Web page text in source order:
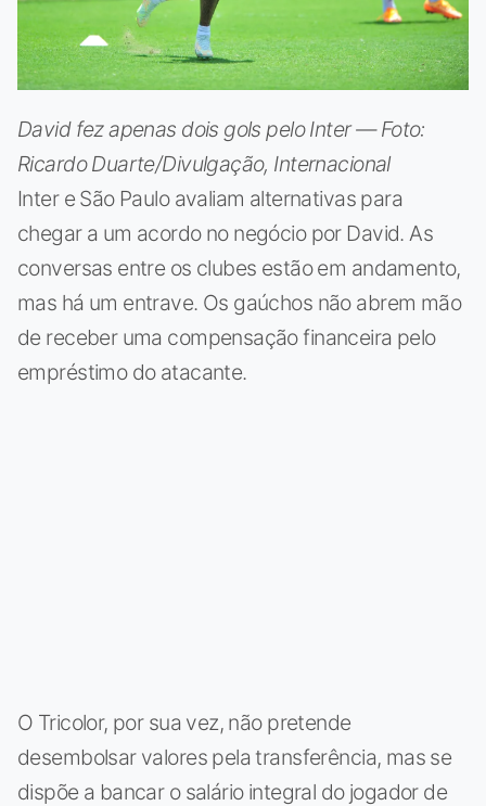
David fez apenas dois gols pelo Inter — Foto:
Ricardo Duarte/Divulgação, Internacional
Inter e São Paulo avaliam alternativas para
chegar a um acordo no negócio por David. As
conversas entre os clubes estão em andamento,
mas há um entrave. Os gaúchos não abrem mão
de receber uma compensação financeira pelo
empréstimo do atacante.
O Tricolor, por sua vez, não pretende
desembolsar valores pela transferência, mas se
dispõe a bancar o salário integral do jogador de